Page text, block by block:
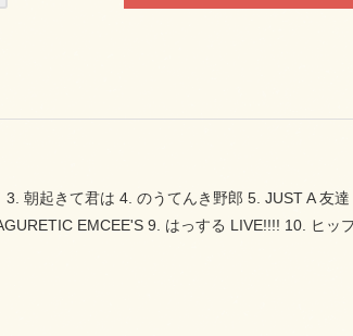
朝起きて君は 4. のうてんき野郎 5. JUST A 友
EMCEE'S 9. はっする LIVE!!!! 10. ヒ